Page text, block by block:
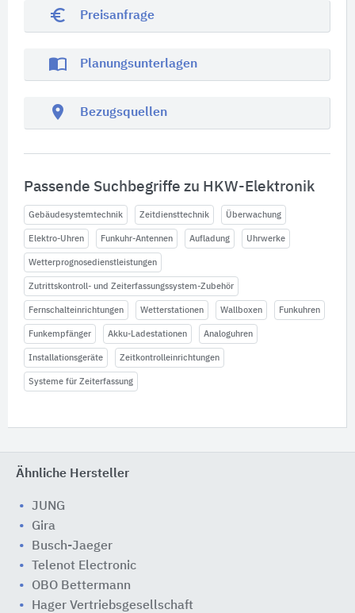
euro_symbol Preisanfrage
import_contacts Planungsunterlagen
location_on Bezugsquellen
Passende Suchbegriffe zu HKW-Elektronik
Gebäudesystemtechnik Zeitdiensttechnik Überwachung
Elektro-Uhren Funkuhr-Antennen Aufladung Uhrwerke
Wetterprognosedienstleistungen
Zutrittskontroll- und Zeiterfassungssystem-Zubehör
Fernschalteinrichtungen Wetterstationen Wallboxen Funkuhren
Funkempfänger Akku-Ladestationen Analoguhren
Installationsgeräte Zeitkontrolleinrichtungen
Systeme für Zeiterfassung
Ähnliche Hersteller
JUNG
Gira
Busch-Jaeger
Telenot Electronic
OBO Bettermann
Hager Vertriebsgesellschaft